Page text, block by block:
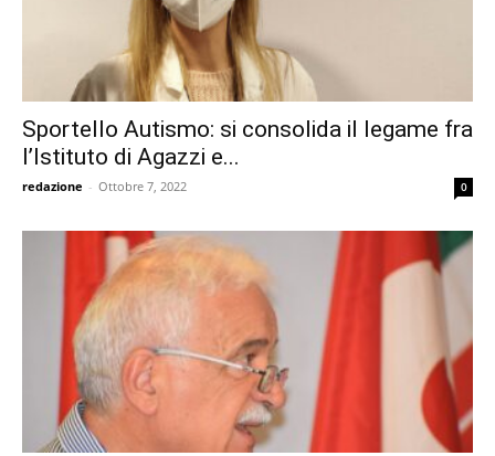
Sportello Autismo: si consolida il legame fra
l’Istituto di Agazzi e...
redazione - Ottobre 7, 2022 0